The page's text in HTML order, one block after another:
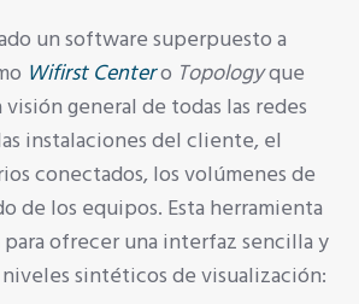
un software superpuesto a
Wifirst Centero Topologyque
general de todas las redes
instalaciones del cliente, el
conectados, los volúmenes de
de los equipos. Esta herramienta
para ofrecer una interfaz sencilla y
sintéticos de visualización: